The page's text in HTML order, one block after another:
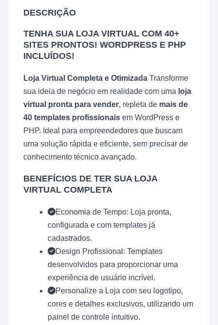
DESCRIÇÃO
TENHA SUA LOJA VIRTUAL COM 40+
SITES PRONTOS! WORDPRESS E PHP
INCLUÍDOS!
Loja Virtual Completa e Otimizada Transforme
sua ideia de negócio em realidade com uma loja
virtual pronta para vender, repleta de mais de
40 templates profissionais em WordPress e
PHP. Ideal para empreendedores que buscam
uma solução rápida e eficiente, sem precisar de
conhecimento técnico avançado.
BENEFÍCIOS DE TER SUA LOJA
VIRTUAL COMPLETA
Economia de Tempo: Loja pronta,
configurada e com templates já
cadastrados.
Design Profissional: Templates
desenvolvidos para proporcionar uma
experiência de usuário incrível.
Personalize a Loja com seu logotipo,
cores e detalhes exclusivos, utilizando um
painel de controle intuitivo.